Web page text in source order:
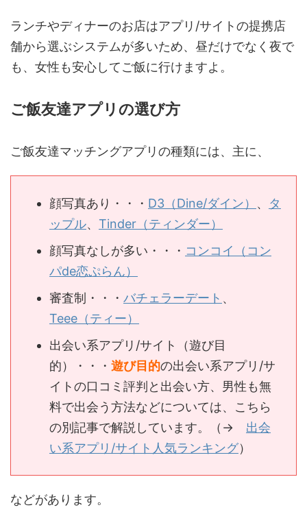
ランチやディナーのお店はアプリ/サイトの提携店
舗から選ぶシステムが多いため、昼だけでなく夜で
も、女性も安心してご飯に行けますよ。
ご飯友達アプリの選び方
ご飯友達マッチングアプリの種類には、主に、
顔写真あり・・・ D3（Dine/ダイン） 、 タ
ップル、 Tinder（ティンダー）
顔写真なしが多い・・・ コンコイ（コン
パde恋ぷらん）
審査制・・・ バチェラーデート 、
Teee（ティー）
出会い系アプリ/サイト（遊び目
的）・・・ 遊び目的の出会い系アプリ/サ
イトの口コミ評判と出会い方、男性も無
料で出会う方法などについては、こちら
の別記事で解説しています。（→ 出会
い系アプリ/サイト人気ランキング）
などがあります。